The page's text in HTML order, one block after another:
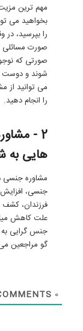
مهم ترین
بخواهید می
را بپرسید،
صورت مسائلی
صورتی که
شوند و دوست
می توانید از
را انجام دهید.
2 -
هایی به
مشاوره جنسی
جنسی،
فرزندان،
علت کاهش
جنس گرایی به
گو مراجعین
0